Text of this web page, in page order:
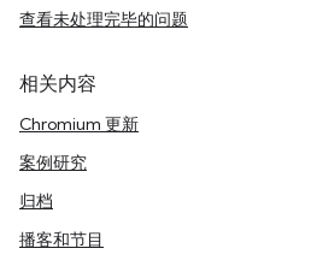
查看未处理完毕的问题
相关内容
Chromium 更新
案例研究
归档
播客和节目